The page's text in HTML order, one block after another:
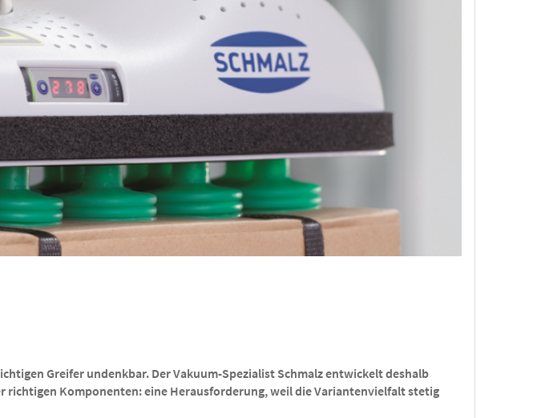
Greifer undenkbar. Der Vakuum-Spezialist Schmalz entwickelt deshalb
Komponenten: eine Herausforderung, weil die Variantenvielfalt stetig